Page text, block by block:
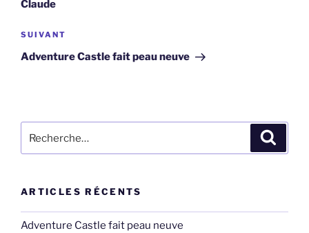
Claude
Article
suivant
SUIVANT
Adventure Castle fait peau neuve
pour
ARTICLES RÉCENTS
Adventure Castle fait peau neuve